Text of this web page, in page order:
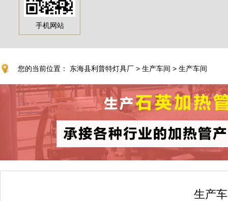
手机网站
您的当前位置： 东海县利普特灯具厂 > 生产车间 > 生产车间
生产